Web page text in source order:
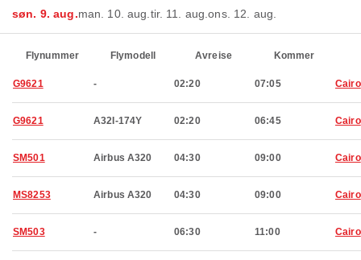
søn. 9. aug.man. 10. aug. tir. 11. aug.ons. 12. aug.
Flynummer Flymodell Avreise Kommer
G9621 - 02:20 07:05 Cairo
G9621 A32I-174Y 02:20 06:45 Cairo
SM501 Airbus A320 04:30 09:00 Cairo
MS8253 Airbus A320 04:30 09:00 Cairo
SM503 - 06:30 11:00 Cairo